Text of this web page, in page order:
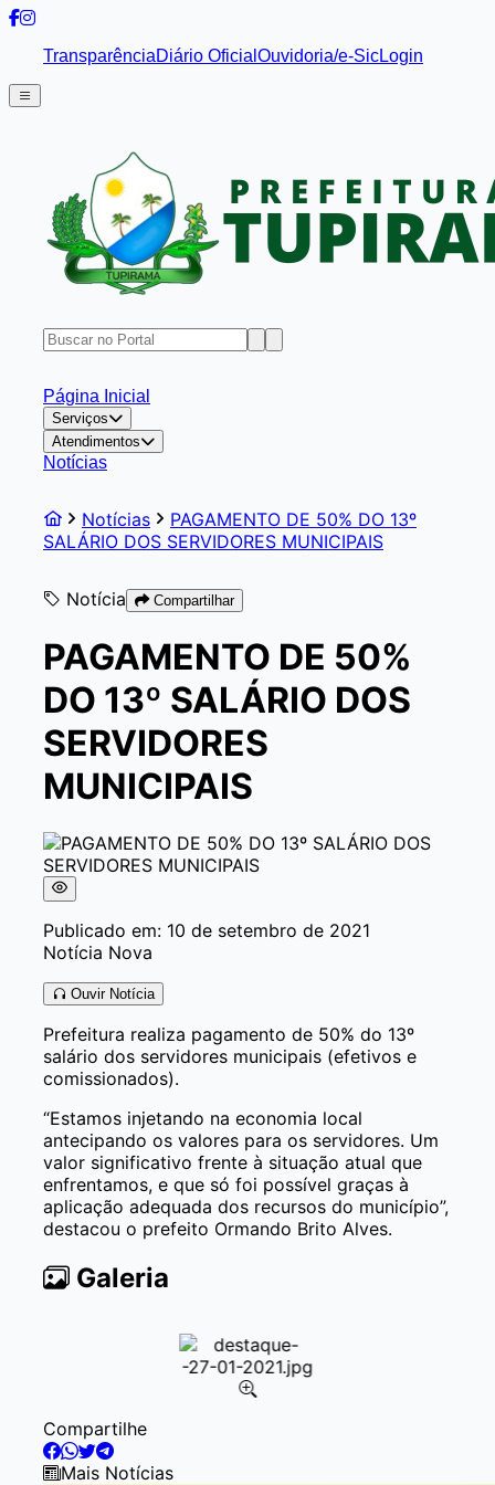
TransparênciaDiário Oficial Ouvidoria/e-SicLogin
Página Inicial
Serviços
Atendimentos
Notícias
Notícias
PAGAMENTO DE 50% DO 13º
SALÁRIO DOS SERVIDORES MUNICIPAIS
Notícia Compartilhar
PAGAMENTO DE 50%
DO 13º SALÁRIO DOS
SERVIDORES
MUNICIPAIS
Publicado em: 10 de setembro de 2021
Notícia Nova
Ouvir Notícia
Prefeitura realiza pagamento de 50% do 13º
salário dos servidores municipais (efetivos e
comissionados).
“Estamos injetando na economia local
antecipando os valores para os servidores. Um
valor significativo frente à situação atual que
enfrentamos, e que só foi possível graças à
aplicação adequada dos recursos do município”,
destacou o prefeito Ormando Brito Alves.
Galeria
Item
1
of
Compartilhe
Mais Notícias